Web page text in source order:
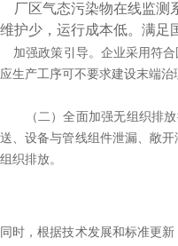
厂区气态污染物在线监测
维护少，运行成本低。满足
加强政策引导。企业采用符
应生产工序可不要求建设末端
（二）全面加强无组织排放控
送、设备与管线组件泄漏、敞
组织排放。
同时，根据技术发展和标准更